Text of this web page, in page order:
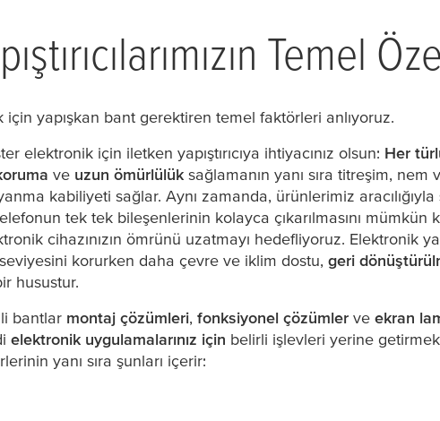
Temel
için yapışkan bant gerektiren temel faktörleri anlıyoruz.
elektronik için iletken yapıştırıcıya ihtiyacınız olsun: Her
ve uzun ömürlülük sağlamanın yanı sıra titreşim, nem
kabiliyeti sağlar. Aynı zamanda, ürünlerimiz aracılığıyla
tek tek bileşenlerinin kolayca çıkarılmasını mümkün
cihazınızın ömrünü uzatmayı hedefliyoruz. Elektronik
korurken daha çevre ve iklim dostu, geri
husustur.
bantlar montaj çözümleri, fonksiyonel çözümler ve ekran
elektronik uygulamalarınız için belirli işlevleri yerine
yanı sıra şunları içerir: